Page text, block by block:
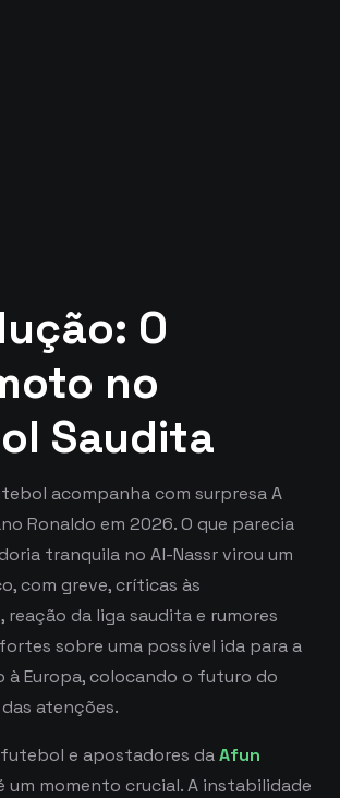
O
no
Saudita
acompanha com surpresa A
Ronaldo em 2026. O que parecia
tranquila no Al-Nassr virou um
com greve, críticas às
da liga saudita e rumores
sobre uma possível ida para a
à Europa, colocando o futuro do
atenções.
e apostadores daAfun
um momento crucial. A instabilidade